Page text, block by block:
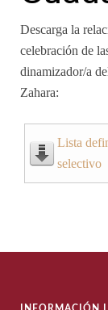
Descarga la
celebración de
dinamizador/a
Zahara:
Lista
selectivo